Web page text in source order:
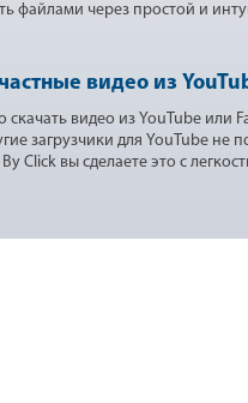
файлами через простой и
видео из
скачать видео из YouTube или
загрузчики для YouTube не
Click вы сделаете это с